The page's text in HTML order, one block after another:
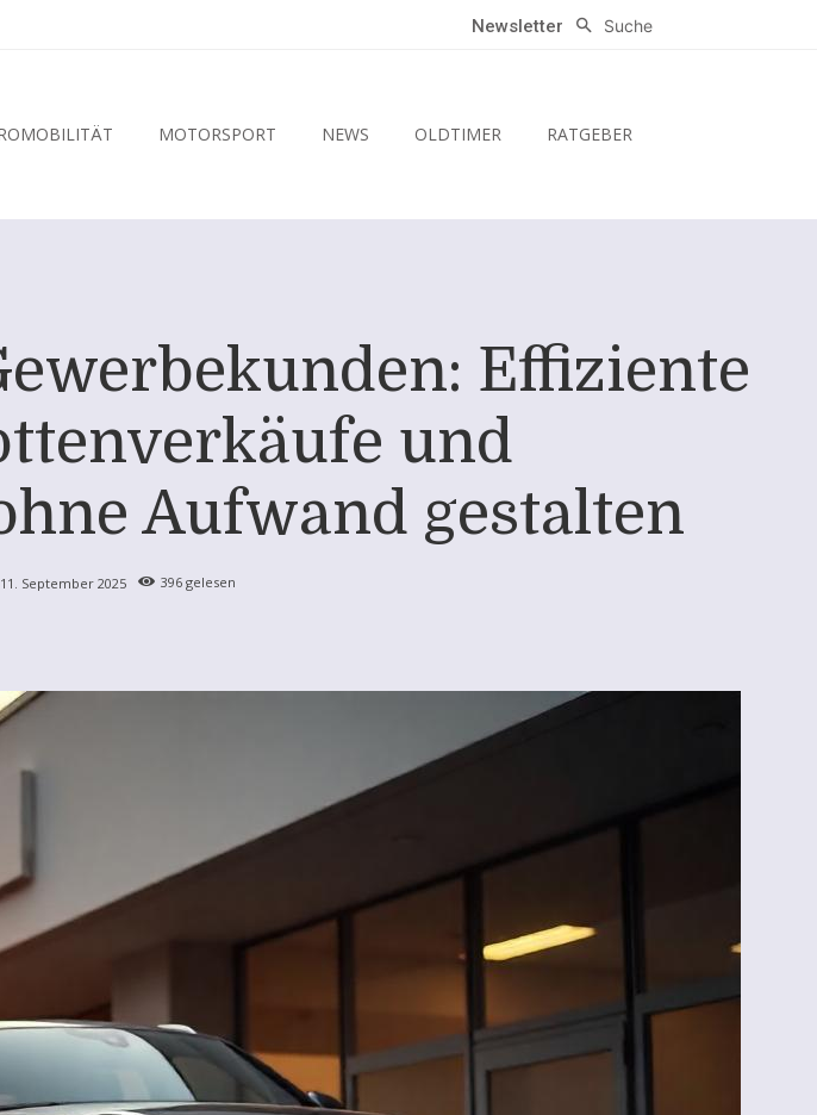
Newsletter Suche
MOTORSPORT NEWS OLDTIMER RATGEBER
Effiziente
und
Aufwand gestalten
11. September 2025 396gelesen